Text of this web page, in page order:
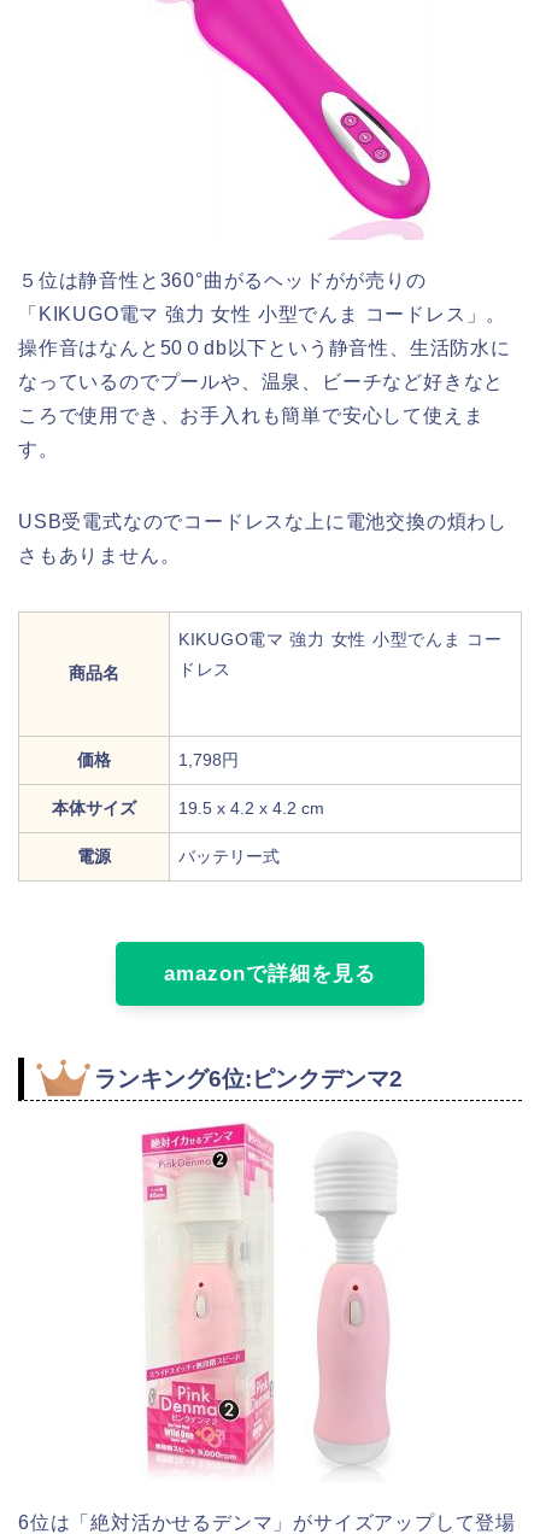
５位は静音性と 360°曲がるヘッドがが売りの
「 KIKUGO電マ 強力 女性 小型でんま コードレス」。
操作音はなんと 50 ０db 以下という静音性、生活防水に
なっているのでプールや、温泉、ビーチなど好きなと
ころで使用でき、お手入れも簡単で安心して使えま
す。
USB受電式なのでコードレスな上に電池交換の煩わし
さもありません。
商品名
KIKUGO電マ 強力 女性 小型でんま コー
ドレス
価格 1,798円
本体サイズ 19.5 x 4.2 x 4.2 cm
電源 バッテリー式
amazonで詳細を見る
ランキング6位:ピンクデンマ2
6位は「絶対活かせるデンマ」がサイズアップして登場